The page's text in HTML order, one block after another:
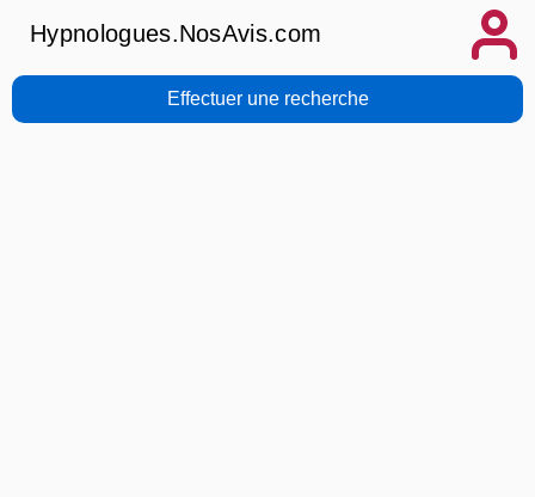
Hypnologues.NosAvis.com
Effectuer une recherche